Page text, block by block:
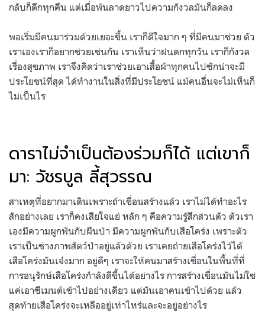
กลับก็ดึกทุกคืน แต่เมื่อพ้นลาดยาวไปความกังวลมันก็ลดลง
พอเริ่มมีคนมาร่วมด้วยเยอะขึ้น เราก็ดีใจมาก ๆ ที่มีคนมาช่วย ตัว
เราเองเราก็อยากช่วยเช่นกัน เราเห็นว่าฝนตกทุกวัน เราก็กังวล
เรื่องสุขภาพ เราจึงคิดว่าเราช่วยเอาเสื้อผ้าทุกคนไปซักน่าจะมี
ประโยชน์ที่สุด ได้ทำงานในสิ่งที่มีประโยชน์ แม้คนอื่นจะไม่เห็นก็
ไม่เป็นไร
ดาราไม่จำเป็นต้องร่วมก็ได้ แต่เขาก็
มา: วัชรบูล ลี้สุวรรณ
สาเหตุที่อยากมาเดินเพราะถ้าเขื่อนสร้างแล้ว เราไม่ได้ทำอะไร
สักอย่างเลย เราก็คงเสียใจแย่ หลัก ๆ คือความรู้สึกส่วนตัว ตัวเรา
เองมีความผูกพันกับผืนป่า มีความผูกพันกับเสือโคร่ง เพราะตัว
เราเป็นช่างภาพสัตว์ป่าอยู่แล้วด้วย เราเคยถ่ายเสือโคร่งไว้ได้
เสือโคร่งมันเจ๋งมาก อยู่ดีๆ เราจะให้คนมาสร้างเขื่อนในพื้นที่ที่
การอนุรักษ์เสือโคร่งกำลังดีขึ้นได้อย่างไร การสร้างเขื่อนมันไม่ใช่
แค่เอาซีเมนต์เข้าไปอย่างเดียว แต่มันเอาคนเข้าไปด้วย แล้ว
สุดท้ายเสือโคร่งจะเหลืออยู่เท่าไหร่และจะอยู่อย่างไร